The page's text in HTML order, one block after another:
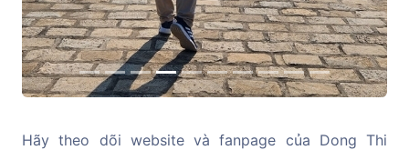
Hãy theo dõi website và fanpage của Dong Thi